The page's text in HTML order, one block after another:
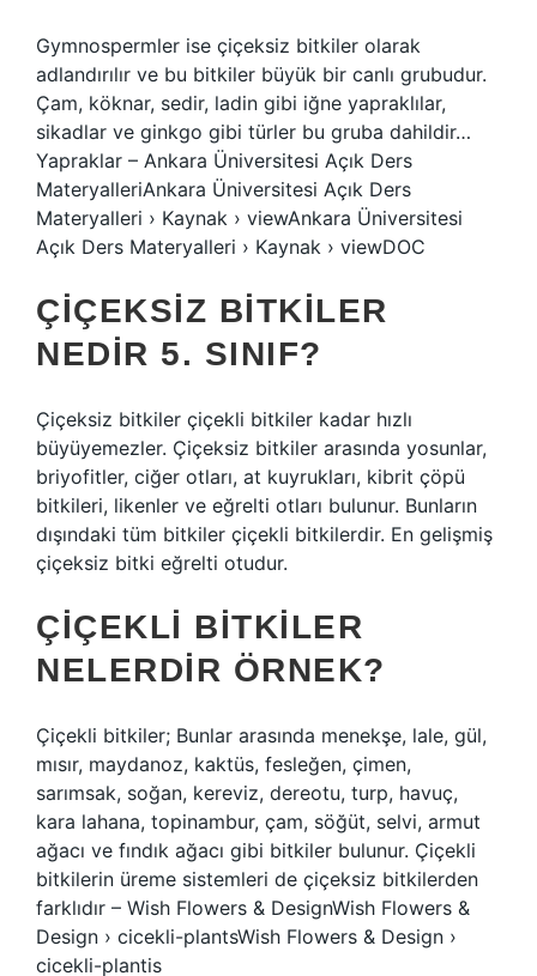
Gymnospermler ise çiçeksiz bitkiler olarak
adlandırılır ve bu bitkiler büyük bir canlı grubudur.
Çam, köknar, sedir, ladin gibi iğne yapraklılar,
sikadlar ve ginkgo gibi türler bu gruba dahildir…
Yapraklar – Ankara Üniversitesi Açık Ders
MateryalleriAnkara Üniversitesi Açık Ders
Materyalleri › Kaynak › viewAnkara Üniversitesi
Açık Ders Materyalleri › Kaynak › viewDOC
ÇIÇEKSIZ BITKILER
NEDIR 5. SINIF?
Çiçeksiz bitkiler çiçekli bitkiler kadar hızlı
büyüyemezler. Çiçeksiz bitkiler arasında yosunlar,
briyofitler, ciğer otları, at kuyrukları, kibrit çöpü
bitkileri, likenler ve eğrelti otları bulunur. Bunların
dışındaki tüm bitkiler çiçekli bitkilerdir. En gelişmiş
çiçeksiz bitki eğrelti otudur.
ÇIÇEKLI BITKILER
NELERDIR ÖRNEK?
Çiçekli bitkiler; Bunlar arasında menekşe, lale, gül,
mısır, maydanoz, kaktüs, fesleğen, çimen,
sarımsak, soğan, kereviz, dereotu, turp, havuç,
kara lahana, topinambur, çam, söğüt, selvi, armut
ağacı ve fındık ağacı gibi bitkiler bulunur. Çiçekli
bitkilerin üreme sistemleri de çiçeksiz bitkilerden
farklıdır – Wish Flowers & DesignWish Flowers &
Design › cicekli-plantsWish Flowers & Design ›
cicekli-plantis